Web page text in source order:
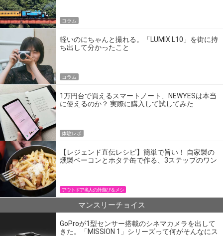
コラム
軽いのにちゃんと撮れる。「LUMIX L10」を街に持
ち出して分かったこと
コラム
1万円台で買えるスマートノート、NEWYESは本当
に使えるのか？ 実際に購入して試してみた
体験レポ
【レジェンド直伝レシピ】簡単で旨い！ 自家製の
燻製ベーコンとホタテ缶で作る、3ステップのワン
アウトドア名人の外遊び＆メシ
マンスリーチョイス
GoProが1型センサー搭載のシネマカメラを出して
きた。「MISSION 1」シリーズって何がそんなにス